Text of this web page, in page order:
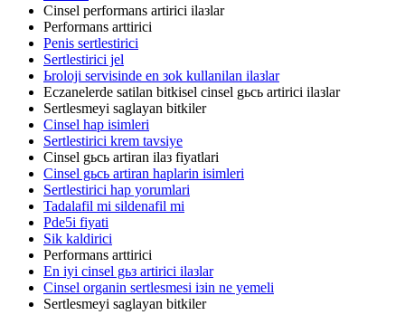
Cinsel performans artirici ilaзlar
Performans arttirici
Penis sertlestirici
Sertlestirici jel
Ьroloji servisinde en зok kullanilan ilaзlar
Eczanelerde satilan bitkisel cinsel gьcь artirici ilaзlar
Sertlesmeyi saglayan bitkiler
Cinsel hap isimleri
Sertlestirici krem tavsiye
Cinsel gьcь artiran ilaз fiyatlari
Cinsel gьcь artiran haplarin isimleri
Sertlestirici hap yorumlari
Tadalafil mi sildenafil mi
Pde5i fiyati
Sik kaldirici
Performans arttirici
En iyi cinsel gьз artirici ilaзlar
Cinsel organin sertlesmesi iзin ne yemeli
Sertlesmeyi saglayan bitkiler